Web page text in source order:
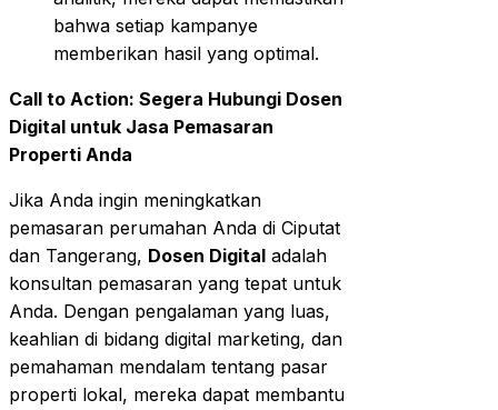
bahwa setiap kampanye
memberikan hasil yang optimal.
Call to Action: Segera Hubungi Dosen
Digital untuk Jasa Pemasaran
Properti Anda
Jika Anda ingin meningkatkan
pemasaran perumahan Anda di Ciputat
dan Tangerang, Dosen Digital adalah
konsultan pemasaran yang tepat untuk
Anda. Dengan pengalaman yang luas,
keahlian di bidang digital marketing, dan
pemahaman mendalam tentang pasar
properti lokal, mereka dapat membantu